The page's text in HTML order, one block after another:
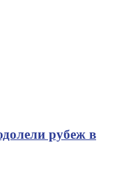
рубеж в